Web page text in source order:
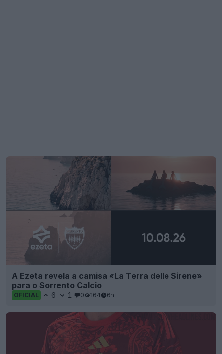
A Ezeta revela a camisa «La Terra delle Sirene»
para o Sorrento Calcio
OFICIAL 6 1 0 164 6h